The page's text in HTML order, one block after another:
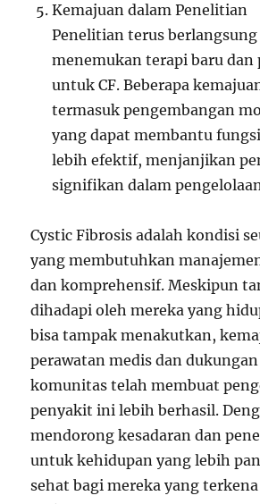
Kemajuan dalam Penelitian
Penelitian terus
menemukan terapi baru dan
untuk CF. Beberapa
termasuk pengembangan
yang dapat membantu
lebih efektif, menjanjikan
signifikan dalam
Cystic Fibrosis adalah kondisi
yang membutuhkan
dan komprehensif. Meskipun
dihadapi oleh mereka yang
bisa tampak menakutkan,
perawatan medis dan
komunitas telah membuat
penyakit ini lebih berhasil.
mendorong kesadaran dan
untuk kehidupan yang lebih
sehat bagi mereka yang terkena